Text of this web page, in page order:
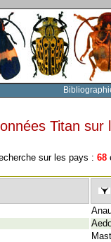
Titan
sur les pays : 68